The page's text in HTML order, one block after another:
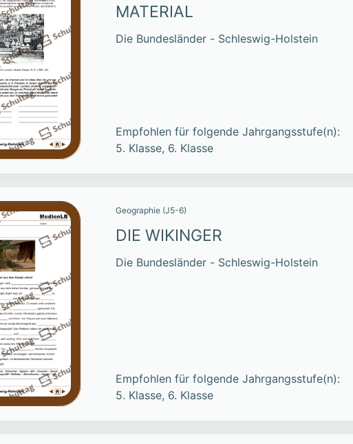
MATERIAL
Die Bundesländer - Schleswig-Holstein
Empfohlen für folgende Jahrgangsstufe(n):
5. Klasse, 6. Klasse
Geographie (J5-6)
DIE WIKINGER
Die Bundesländer - Schleswig-Holstein
Empfohlen für folgende Jahrgangsstufe(n):
5. Klasse, 6. Klasse